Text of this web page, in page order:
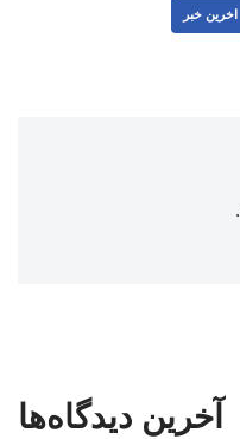
اخرین خبر
.
آخرین دیدگاه‌ها